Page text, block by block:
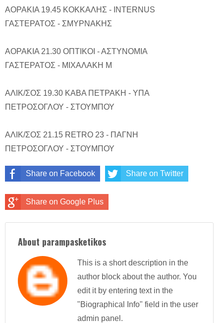
ΑΟΡΑΚΙΑ 19.45 ΚΟΚΚΑΛΗΣ - ΙNTERNUS
ΓΑΣΤΕΡΑΤΟΣ - ΣΜΥΡΝΑΚΗΣ
ΑΟΡΑΚΙΑ 21.30 ΟΠΤΙΚΟΙ - ΑΣΤΥΝΟΜΙΑ
ΓΑΣΤΕΡΑΤΟΣ - ΜΙΧΑΛΑΚΗ Μ
ΑΛΙΚ/ΣΟΣ 19.30 ΚΑΒΑ ΠΕΤΡΑΚΗ - ΥΠΑ
ΠΕΤΡΟΣΟΓΛΟΥ - ΣΤΟΥΜΠΟΥ
ΑΛΙΚ/ΣΟΣ 21.15 RETRO 23 - ΠΑΓΝΗ
ΠΕΤΡΟΣΟΓΛΟΥ - ΣΤΟΥΜΠΟΥ
Share on Facebook Share on Twitter
Share on Google Plus
About parampasketikos
This is a short description in the
author block about the author. You
edit it by entering text in the
"Biographical Info" field in the user
admin panel.